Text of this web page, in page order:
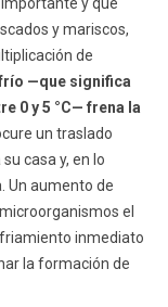
y mariscos,
de
—que significa
0 y 5 °C— frena la
un traslado
casa y, en lo
Un aumento de
el
inmediato
la formación de